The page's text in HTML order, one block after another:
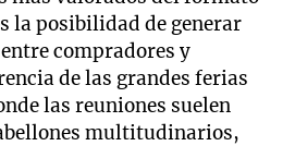
la posibilidad de generar
compradores y
de las grandes ferias
las reuniones suelen
multitudinarios,